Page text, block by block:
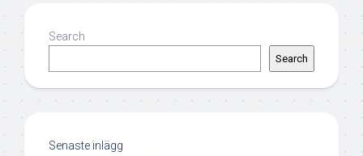
Search
Search
Senaste inlägg